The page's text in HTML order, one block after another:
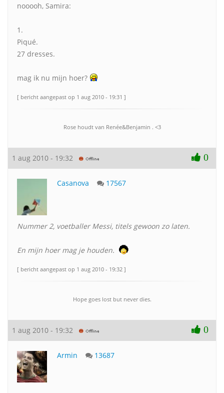
nooooh, Samira:
1.
Piqué.
27 dresses.
mag ik nu mijn hoer?
[ bericht aangepast op 1 aug 2010 - 19:31 ]
Rose houdt van Renée&Benjamin . <3
1 aug 2010 - 19:32 0
Casanova 17567
Nummer 2, voetballer Messi, titels gewoon zo laten.
En mijn hoer mag je houden.
[ bericht aangepast op 1 aug 2010 - 19:32 ]
Hope goes lost but never dies.
1 aug 2010 - 19:32 0
Armin 13687